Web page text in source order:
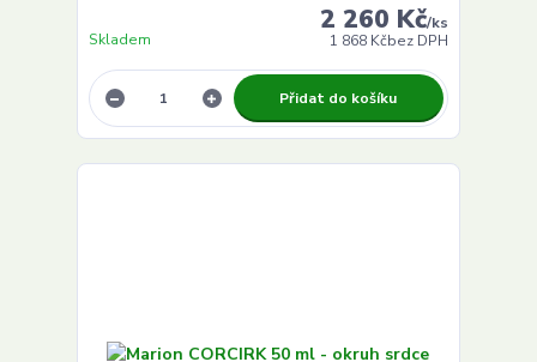
2 260 Kč/ks
1 868 Kčbez DPH
Skladem
Přidat do košíku